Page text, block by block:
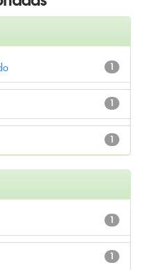
1
1
1
1
1